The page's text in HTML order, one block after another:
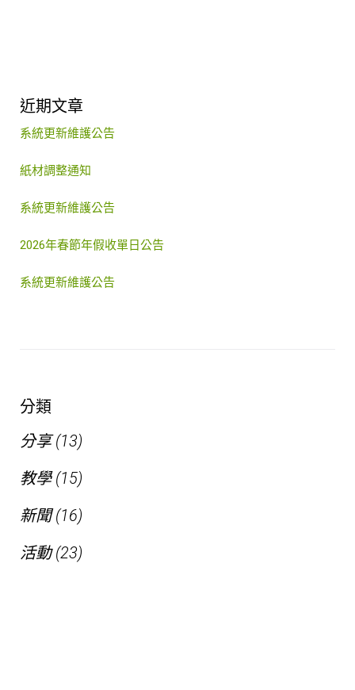
近期文章
系統更新維護公告
紙材調整通知
系統更新維護公告
2026年春節年假收單日公告
系統更新維護公告
分類
分享(13)
教學(15)
新聞(16)
活動(23)